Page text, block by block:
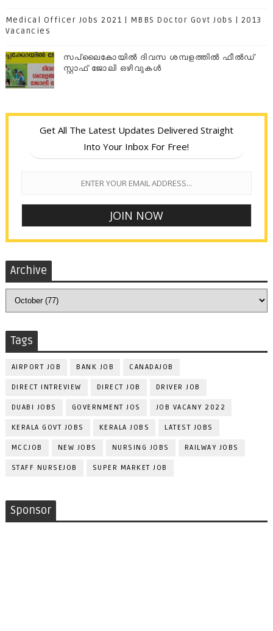
Medical Officer Jobs 2021 | MBBS Doctor Govt Jobs | 2013
Vacancies
സപ്ലൈകോയില്‍ ദിവസ ശമ്പളത്തിൽ ഫീല്‍ഡ്
സ്റ്റാഫ് ജോലി ഒഴിവുകൾ
Get All The Latest Updates Delivered Straight
Into Your Inbox For Free!
Archive
Tags
AIRPORT JOB BANK JOB CANADAJOB
DIRECT INTREVIEW DIRECT JOB DRIVER JOB
DUABI JOBS GOVERNMENT JOS JOB VACANY 2022
KERALA GOVT JOBS KERALA JOBS LATEST JOBS
MCCJOB NEW JOBS NURSING JOBS RAILWAY JOBS
STAFF NURSEJOB SUPER MARKET JOB
Sponsor